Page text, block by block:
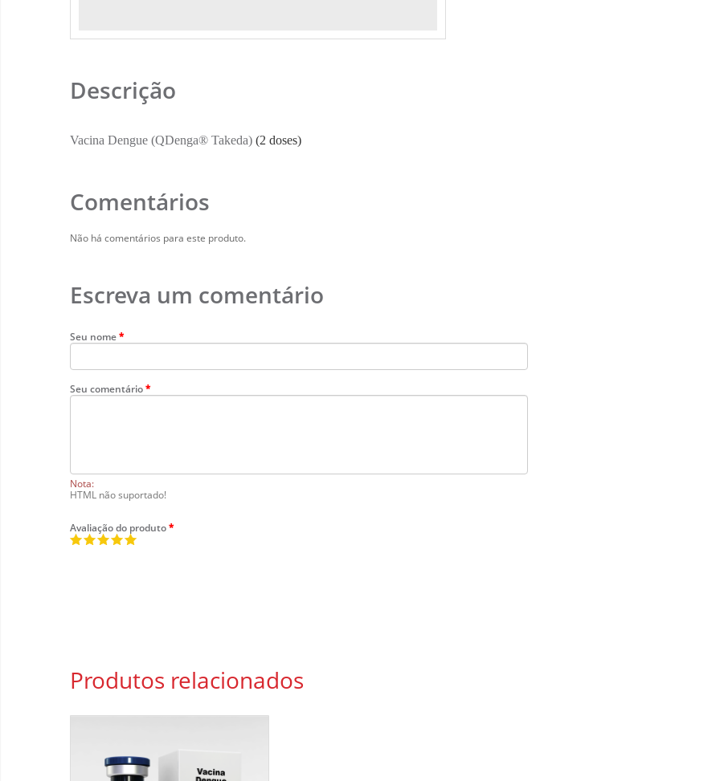
Descrição
Vacina Dengue (QDenga® Takeda) (2 doses)
Comentários
Não há comentários para este produto.
Escreva um comentário
Seu nome
Seu comentário
Nota:
HTML não suportado!
Avaliação do produto
Produtos relacionados